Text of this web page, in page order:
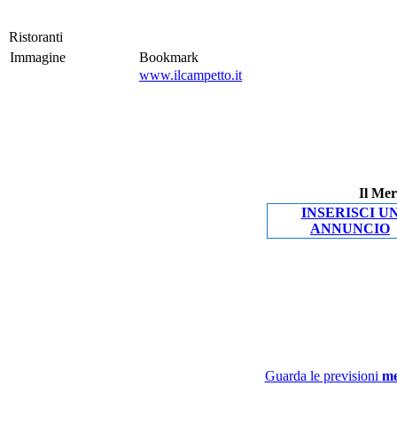
Ristoranti
Immagine
Bookmark
www.ilcampetto.it
Il
INSERISCI
ANNUNCIO
Guarda le previsioni